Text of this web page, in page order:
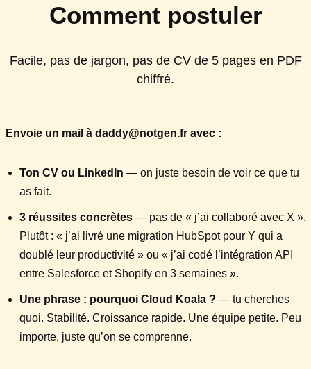
Comment postuler
Facile, pas de jargon, pas de CV de 5 pages en PDF
chiffré.
Envoie un mail à daddy@notgen.fr avec :
Ton CV ou LinkedIn — on juste besoin de voir ce que tu
as fait.
3 réussites concrètes— pas de « j’ai collaboré avec X ».
Plutôt : « j’ai livré une migration HubSpot pour Y qui a
doublé leur productivité » ou « j’ai codé l’intégration API
entre Salesforce et Shopify en 3 semaines ».
Une phrase : pourquoi Cloud Koala ? — tu cherches
quoi. Stabilité. Croissance rapide. Une équipe petite. Peu
importe, juste qu’on se comprenne.